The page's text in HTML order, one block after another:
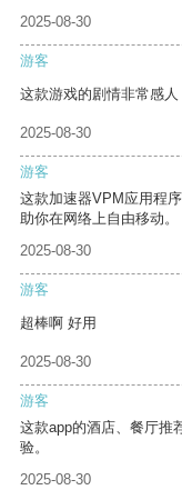
2025-08-30
游客
这款游戏的剧情非常感人
2025-08-30
游客
这款加速器VPM应用程
助你在网络上自由移动。
2025-08-30
游客
超棒啊 好用
2025-08-30
游客
这款app的酒店、餐厅推
验。
2025-08-30